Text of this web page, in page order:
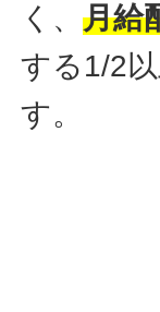
く、月給
する1/2
す。